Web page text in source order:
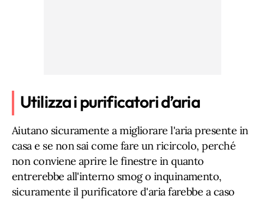
Utilizza i purificatori d’aria
Aiutano sicuramente a migliorare l'aria presente in
casa e se non sai come fare un ricircolo, perché
non conviene aprire le finestre in quanto
entrerebbe all'interno smog o inquinamento,
sicuramente il purificatore d'aria farebbe a caso